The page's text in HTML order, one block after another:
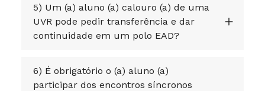
5) Um (a) aluno (a) calouro (a) de uma
UVR pode pedir transferência e dar
continuidade em um polo EAD?
6) É obrigatório o (a) aluno (a)
participar dos encontros síncronos